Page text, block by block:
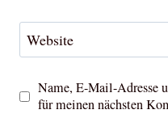
Website
Name, E-Mail-Adresse
für meinen nächsten